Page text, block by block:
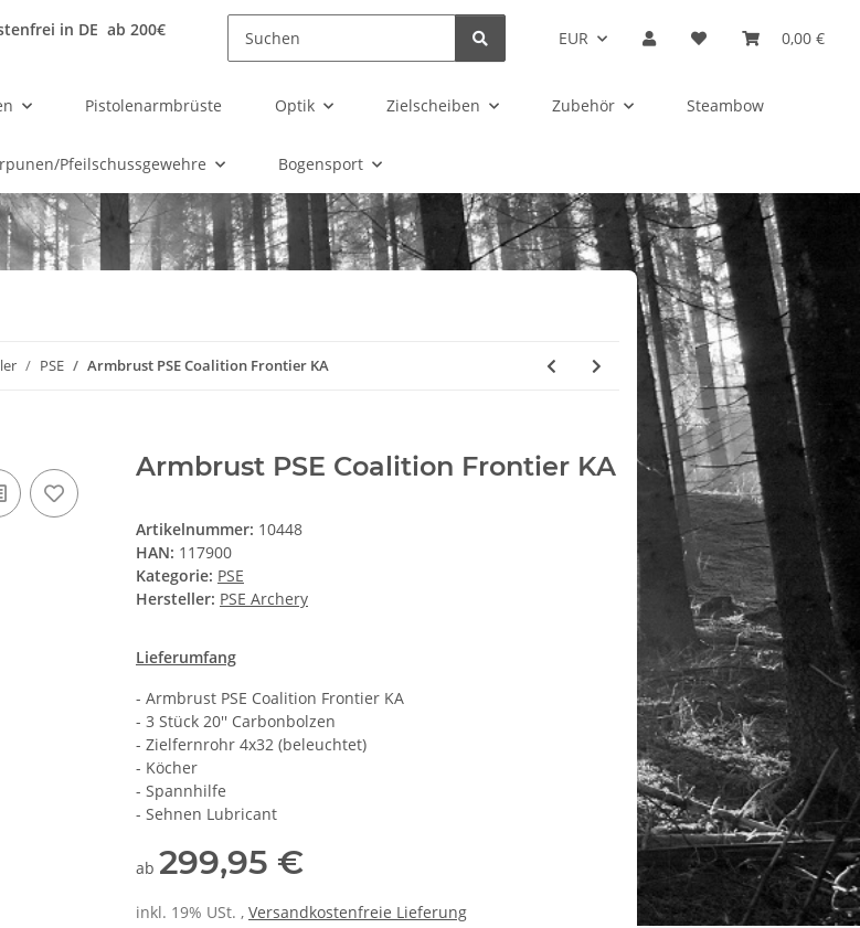
in DE ab 200€ EUR 0,00 €
Pistolenarmbrüste Optik Zielscheiben Zubehör Steambow
Pfeilschussgewehre Bogensport
PSE Armbrust PSE Coalition Frontier KA
Armbrust PSE Coalition Frontier KA
Artikelnummer: 10448
HAN: 117900
Kategorie: PSE
Hersteller: PSE Archery
Lieferumfang
- Armbrust PSE Coalition Frontier KA
- 3 Stück 20'' Carbonbolzen
- Zielfernrohr 4x32 (beleuchtet)
- Köcher
- Spannhilfe
- Sehnen Lubricant
ab 299,95 €
inkl. 19% USt. , Versandkostenfreie Lieferung